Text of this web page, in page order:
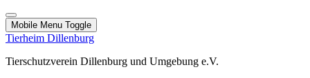
Mobile Menu Toggle
Tierheim Dillenburg
Tierschutzverein Dillenburg und Umgebung e.V.